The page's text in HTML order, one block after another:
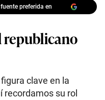
preferida en
republicano
clave en la
recordamos su rol